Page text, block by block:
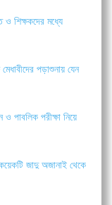
ও শিক্ষকদের মধ্যে
পড়াশুনায় যেন
ও পাবলিক পরীক্ষা নিয়ে
জাদু অজানাই থেকে